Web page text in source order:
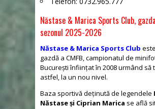
Năstase & Marica Sports Club,
sezonul 2025-2026
Năstase & Marica Sports Club
gazdă a CMFB, campionatul de
București înființat în 2008 urmând să
astfel, la un nou nivel.
Baza sportivă deținută de legendele
Năstase și Ciprian Marica se află